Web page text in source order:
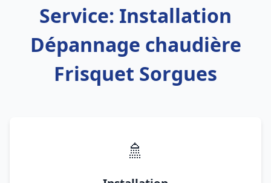
Service: Installation
Dépannage chaudière
Frisquet Sorgues
🚿